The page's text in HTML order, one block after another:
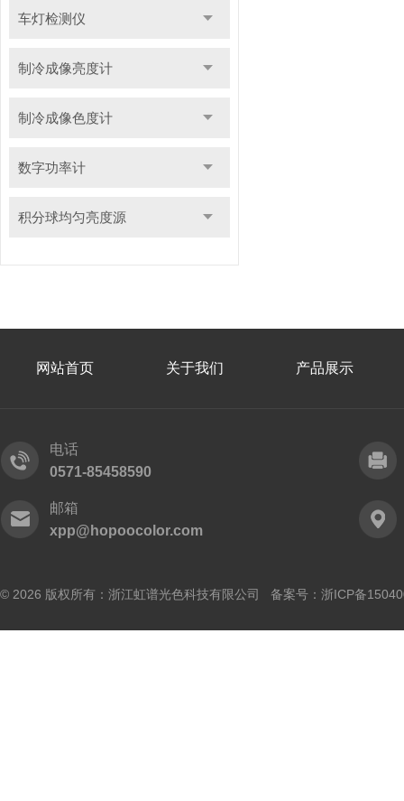
车灯检测仪
制冷成像亮度计
制冷成像色度计
数字功率计
积分球均匀亮度源
网站首页 关于我们 产品展示
电话
0571-85458590
邮箱
xpp@hopoocolor.com
© 2026 版权所有：浙江虹谱光色科技有限公司 备案号： 浙ICP备